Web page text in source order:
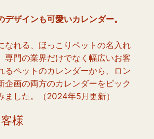
デザインも可愛いカレンダー。
なれる、ほっこりペットの名入れ
専門の業界だけでなく幅広いお客
るペットのカレンダーから、ロン
企画の両方のカレンダーをピック
ました。（2024年5月更新）
様